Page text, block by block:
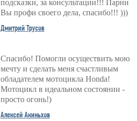
подсказки, за консультации!!! Парни
Вы профи своего дела, спасибо!!! )))
Дмитрий Трусов
Спасибо! Помогли осуществить мою
мечту и сделать меня счастливым
обладателем мотоцикла Honda!
Мотоцикл в идеальном состоянии -
просто огонь!)
Алексей Акиньхов